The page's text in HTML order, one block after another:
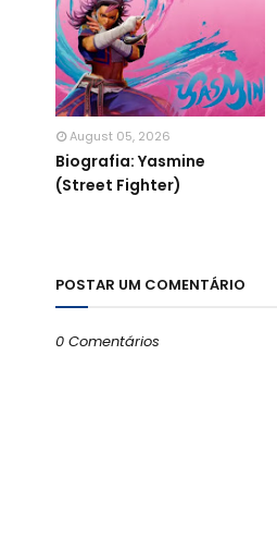
August 05, 2026
Biografia: Yasmine
(Street Fighter)
POSTAR UM COMENTÁRIO
0 Comentários